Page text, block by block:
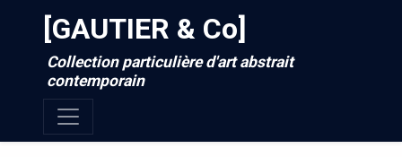
[GAUTIER & Co]
Collection particulière d'art abstrait
contemporain